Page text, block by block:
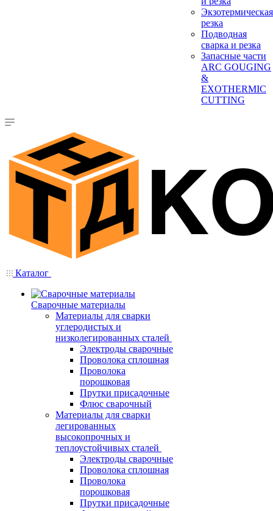
Экзотермическая
резка
Подводная
сварка и резка
Запасные части
ARC GOUGING
&
EXOTHERMIC
CUTTING
Каталог
Сварочные материалы
Материалы для сварки
углеродистых и
низколегированных сталей
Электроды сварочные
Проволока сплошная
Проволока
порошковая
Прутки присадочные
Флюс сварочный
Материалы для сварки
легированных
высокопрочных и
теплоустойчивых сталей
Электроды сварочные
Проволока сплошная
Проволока
порошковая
Прутки присадочные